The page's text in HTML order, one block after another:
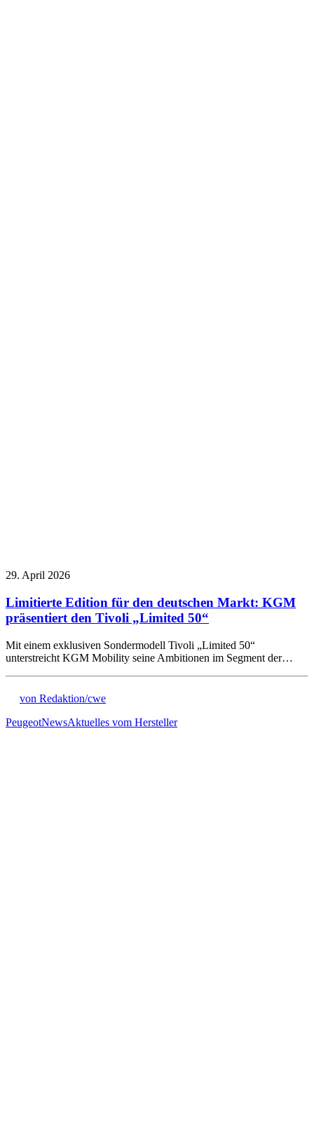
29. April 2026
Limitierte Edition für den deutschen Markt: KGM
präsentiert den Tivoli „Limited 50“
Mit einem exklusiven Sondermodell Tivoli „Limited 50“
unterstreicht KGM Mobility seine Ambitionen im Segment der…
von Redaktion/cwe
PeugeotNewsAktuelles vom Hersteller